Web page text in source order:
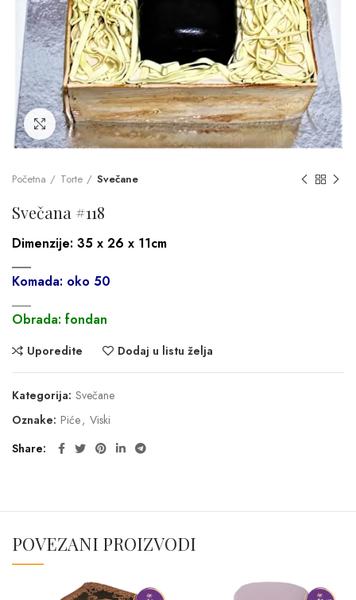
Click to enlarge
Početna Torte Svečane
Svečana #118
Dimenzije: 35 x 26 x 11cm
___
Komada: oko 50
Obrada: fondan
Uporedite Dodaj u listu želja
Kategorija: Svečane
Oznake: Piće, Viski
Share
POVEZANI PROIZVODI